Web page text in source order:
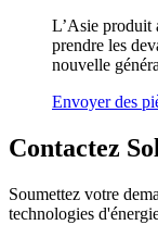
L’Asie produit
prendre les
nouvelle
Envoyer des
Contactez
Soumettez votre
technologies